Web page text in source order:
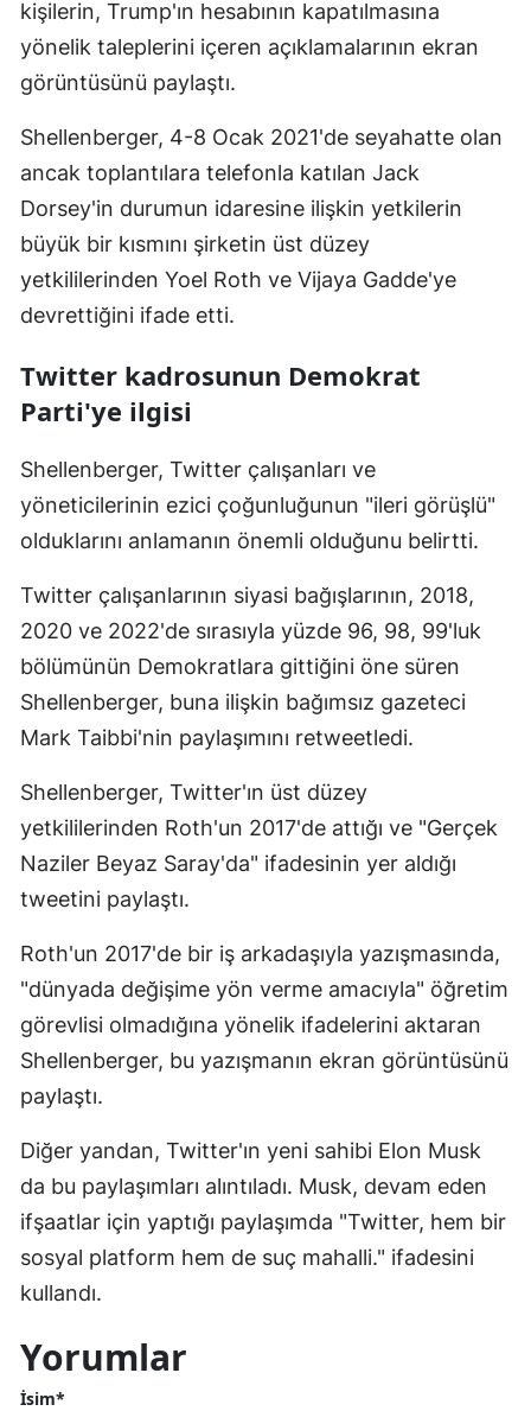
Malatya
Kahramanmaraş
Mardin
Muş
Niğde
Rize
Sakarya
Siirt
Sinop
Sivas
Tokat
Trabzon
Şanlıurfa
Uşak
Van
Zonguldak
Bayburt
kişilerin, Trump'ın hesabının kapatılmasına
yönelik taleplerini içeren açıklamalarının ekran
görüntüsünü paylaştı.
Shellenberger, 4-8 Ocak 2021'de seyahatte olan
ancak toplantılara telefonla katılan Jack
Dorsey'in durumun idaresine ilişkin yetkilerin
büyük bir kısmını şirketin üst düzey
yetkililerinden Yoel Roth ve Vijaya Gadde'ye
devrettiğini ifade etti.
Twitter kadrosunun Demokrat
Parti'ye ilgisi
Shellenberger, Twitter çalışanları ve
yöneticilerinin ezici çoğunluğunun "ileri görüşlü"
olduklarını anlamanın önemli olduğunu belirtti.
Twitter çalışanlarının siyasi bağışlarının, 2018,
2020 ve 2022'de sırasıyla yüzde 96, 98, 99'luk
bölümünün Demokratlara gittiğini öne süren
Shellenberger, buna ilişkin bağımsız gazeteci
Mark Taibbi'nin paylaşımını retweetledi.
Shellenberger, Twitter'ın üst düzey
yetkililerinden Roth'un 2017'de attığı ve "Gerçek
Naziler Beyaz Saray'da" ifadesinin yer aldığı
tweetini paylaştı.
Roth'un 2017'de bir iş arkadaşıyla yazışmasında,
"dünyada değişime yön verme amacıyla" öğretim
görevlisi olmadığına yönelik ifadelerini aktaran
Shellenberger, bu yazışmanın ekran görüntüsünü
paylaştı.
Diğer yandan, Twitter'ın yeni sahibi Elon Musk
da bu paylaşımları alıntıladı. Musk, devam eden
ifşaatlar için yaptığı paylaşımda "Twitter, hem bir
sosyal platform hem de suç mahalli." ifadesini
kullandı.
Yorumlar
İsim*